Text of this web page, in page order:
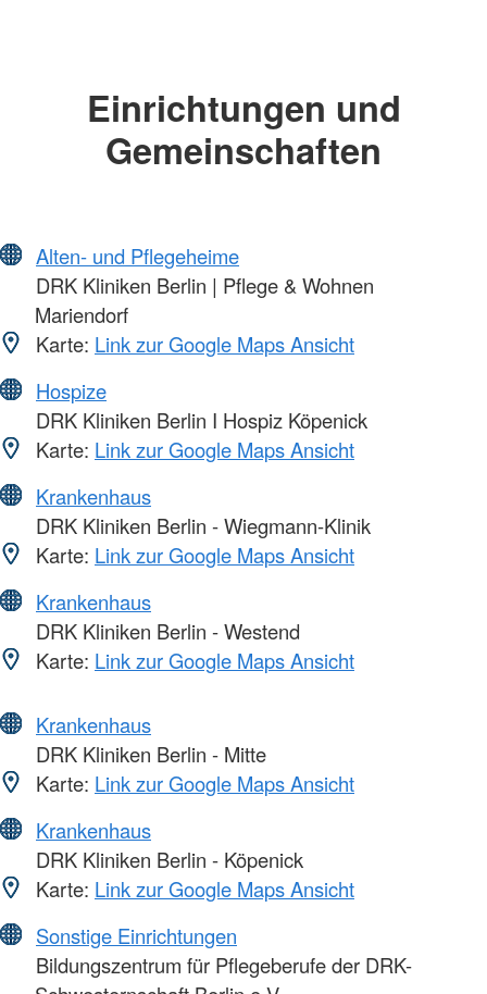
Einrichtungen und
Gemeinschaften
Alten- und Pflegeheime
DRK Kliniken Berlin | Pflege & Wohnen
Mariendorf
Karte: Link zur Google Maps Ansicht
Hospize
DRK Kliniken Berlin I Hospiz Köpenick
Karte: Link zur Google Maps Ansicht
Krankenhaus
DRK Kliniken Berlin - Wiegmann-Klinik
Karte: Link zur Google Maps Ansicht
Krankenhaus
DRK Kliniken Berlin - Westend
Karte: Link zur Google Maps Ansicht
Krankenhaus
DRK Kliniken Berlin - Mitte
Karte: Link zur Google Maps Ansicht
Krankenhaus
DRK Kliniken Berlin - Köpenick
Karte: Link zur Google Maps Ansicht
Sonstige Einrichtungen
Bildungszentrum für Pflegeberufe der DRK-